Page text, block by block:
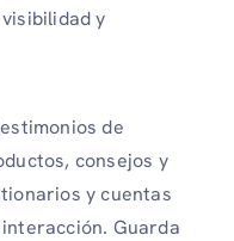
y
de
consejos y
y cuentas
Guarda